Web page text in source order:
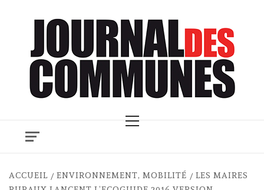
Menu
ACCUEIL ENVIRONNEMENT, MOBILITÉ
LES MAIRES